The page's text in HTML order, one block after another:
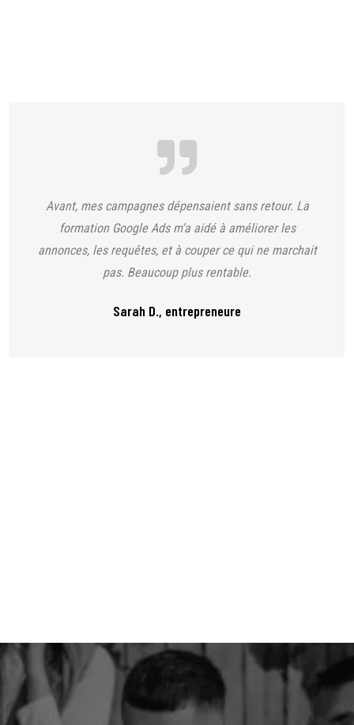
Avant, mes campagnes dépensaient sans retour. La
formation Google Ads m’a aidé à améliorer les
annonces, les requêtes, et à couper ce qui ne marchait
pas. Beaucoup plus rentable.
Sarah D., entrepreneure